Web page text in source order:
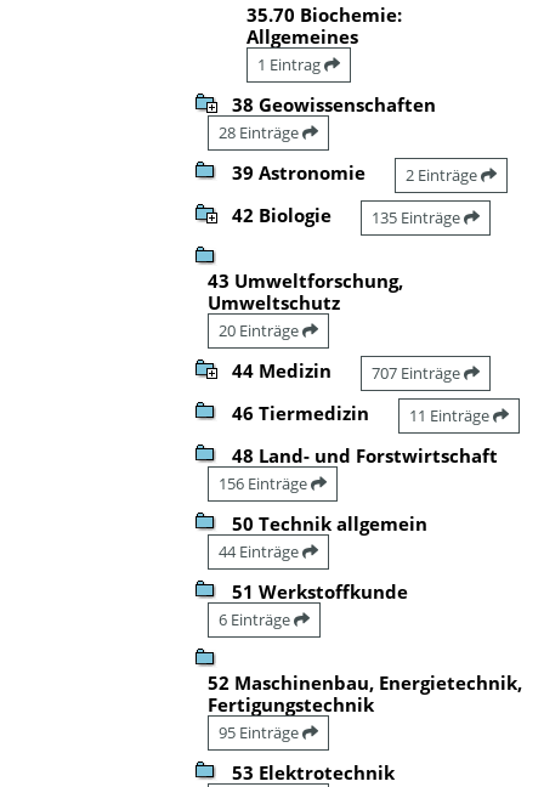
35.70 Biochemie:
Allgemeines
1 Eintrag
38 Geowissenschaften
28 Einträge
39 Astronomie 2 Einträge
42 Biologie 135 Einträge
43 Umweltforschung,
Umweltschutz
20 Einträge
44 Medizin 707 Einträge
46 Tiermedizin 11 Einträge
48 Land- und Forstwirtschaft
156 Einträge
50 Technik allgemein
44 Einträge
51 Werkstoffkunde
6 Einträge
52 Maschinenbau, Energietechnik,
Fertigungstechnik
95 Einträge
53 Elektrotechnik